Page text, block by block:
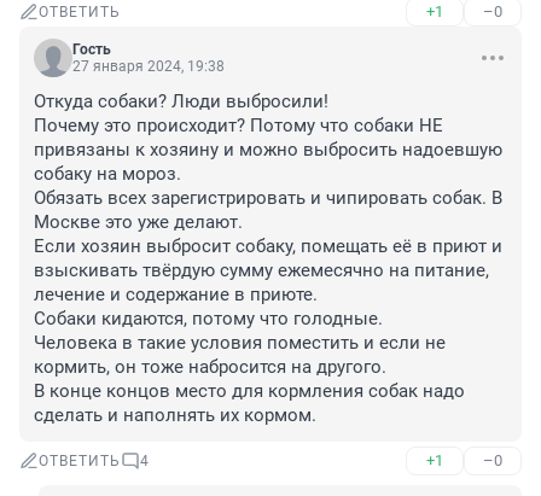
ОТВЕТИТЬ +1 –0
Гость
27 января 2024, 19:38
Откуда собаки? Люди выбросили!
Почему это происходит? Потому что собаки НЕ
привязаны к хозяину и можно выбросить надоевшую
собаку на мороз.
Обязать всех зарегистрировать и чипировать собак. В
Москве это уже делают.
Если хозяин выбросит собаку, помещать её в приют и
взыскивать твёрдую сумму ежемесячно на питание,
лечение и содержание в приюте.
Собаки кидаются, потому что голодные.
Человека в такие условия поместить и если не
кормить, он тоже набросится на другого.
В конце концов место для кормления собак надо
сделать и наполнять их кормом.
ОТВЕТИТЬ 4 +1 –0